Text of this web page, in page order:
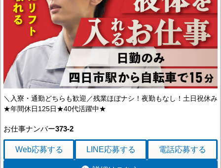
ご相談・お問い合わせ
企業ご担当者様へ
個人情報保護方針
＼入寮・通勤どちらも歓迎／残業ほぼナシ！夜勤もなし！土日祝休み
★年間休日125日★40代活躍中★
お仕事ナンバー373-2
Web応募する LINE応募する 電話応募する